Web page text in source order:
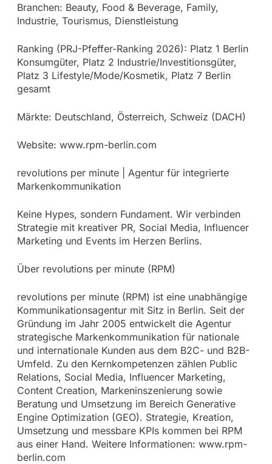
Branchen: Beauty, Food & Beverage, Family,
Industrie, Tourismus, Dienstleistung
Ranking (PRJ-Pfeffer-Ranking 2026): Platz 1 Berlin
Konsumgüter, Platz 2 Industrie/Investitionsgüter,
Platz 3 Lifestyle/Mode/Kosmetik, Platz 7 Berlin
gesamt
Märkte: Deutschland, Österreich, Schweiz (DACH)
Website: www.rpm-berlin.com
revolutions per minute | Agentur für integrierte
Markenkommunikation
Keine Hypes, sondern Fundament. Wir verbinden
Strategie mit kreativer PR, Social Media, Influencer
Marketing und Events im Herzen Berlins.
Über revolutions per minute (RPM)
revolutions per minute (RPM) ist eine unabhängige
Kommunikationsagentur mit Sitz in Berlin. Seit der
Gründung im Jahr 2005 entwickelt die Agentur
strategische Markenkommunikation für nationale
und internationale Kunden aus dem B2C- und B2B-
Umfeld. Zu den Kernkompetenzen zählen Public
Relations, Social Media, Influencer Marketing,
Content Creation, Markeninszenierung sowie
Beratung und Umsetzung im Bereich Generative
Engine Optimization (GEO). Strategie, Kreation,
Umsetzung und messbare KPIs kommen bei RPM
aus einer Hand. Weitere Informationen: www.rpm-
berlin.com